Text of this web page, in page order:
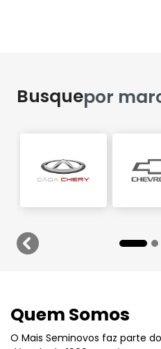
Busquepor
templates.template-
Quem Somos
O Mais Seminovos faz parte